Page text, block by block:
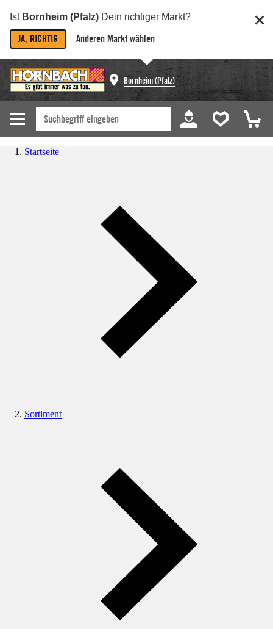
Ist Bornheim (Pfalz) Dein richtiger Markt?
JA, RICHTIG Anderen Markt wählen
Bornheim (Pfalz)
Startseite
Sortiment